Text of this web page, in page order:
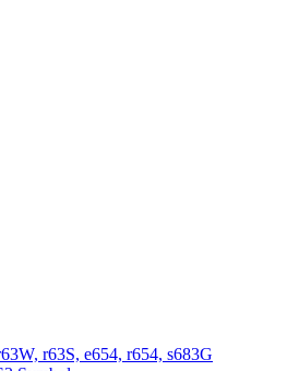
r63S, e654, r654, s683G